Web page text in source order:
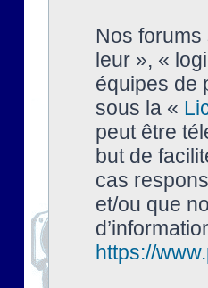
Nos
leur », «
équipes de
sous la «
peut être
but de
cas
et/ou que
https://